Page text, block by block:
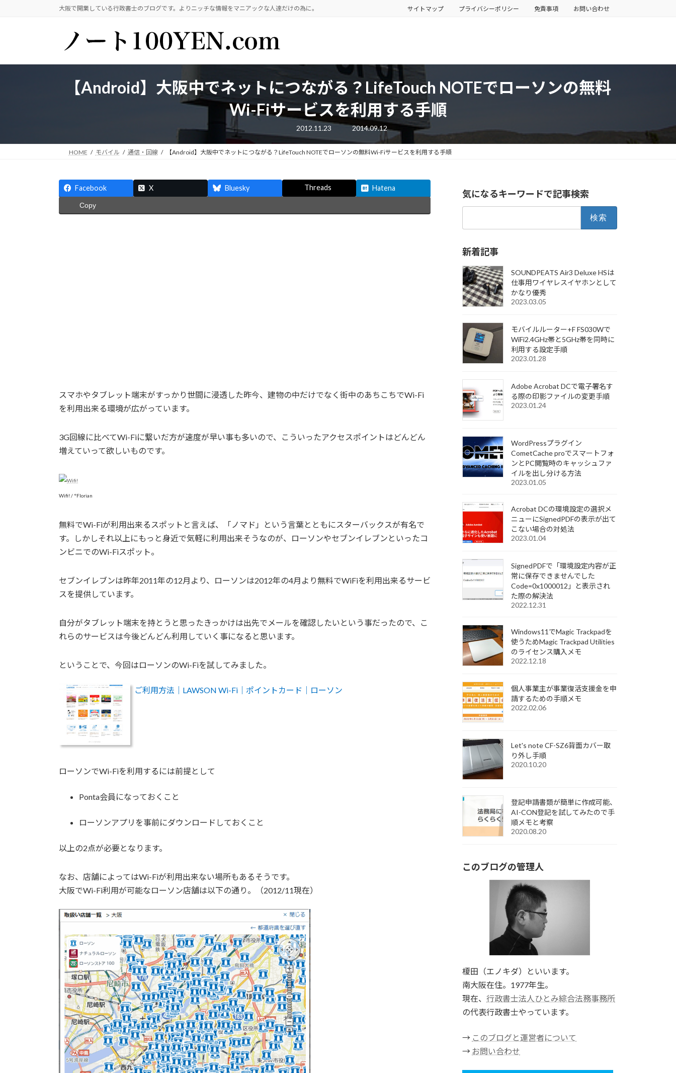
へ
ョ
大阪で開業している行政書士のブログです。よりニッチな情報をマニアックな人達だけの為に。 サイトマップ プライバシーポリシー 免責事項 お問い合わせ
【Android】大阪中でネットにつながる？LifeTouch NOTEでローソンの無料
Wi-Fiサービスを利用する手順
2012.11.23
最
更
新
日
2014.09.12
HOME モバイル 通信・回線 【Android】大阪中でネットにつながる？LifeTouch NOTEでローソンの無料Wi-Fiサービスを利用する手順
Facebook X Bluesky Threads Hatena
Copy
スマホやタブレット端末がすっかり世間に浸透した昨今、建物の中だけでなく街中のあちこちでWi-Fi
を利用出来る環境が広がっています。
3G回線に比べてWi-Fiに繋いだ方が速度が早い事も多いので、こういったアクセスポイントはどんどん
増えていって欲しいものです。
Wifi! / °Florian
無料でWi-Fiが利用出来るスポットと言えば、「ノマド」という言葉とともにスターバックスが有名で
す。しかしそれ以上にもっと身近で気軽に利用出来そうなのが、ローソンやセブンイレブンといったコ
ンビニでのWi-Fiスポット。
セブンイレブンは昨年2011年の12月より、ローソンは2012年の4月より無料でWiFiを利用出来るサービ
スを提供しています。
自分がタブレット端末を持とうと思ったきっかけは出先でメールを確認したいという事だったので、こ
れらのサービスは今後どんどん利用していく事になると思います。
ということで、今回はローソンのWi-Fiを試してみました。
ご利用方法｜LAWSON Wi-Fi｜ポイントカード｜ローソン
ローソンでWi-Fiを利用するには前提として
Ponta会員になっておくこと
ローソンアプリを事前にダウンロードしておくこと
以上の2点が必要となります。
なお、店舗によってはWi-Fiが利用出来ない場所もあるそうです。
大阪でWi-Fi利用が可能なローソン店舗は以下の通り。（2012/11現在）
気になるキーワードで記事検索
新着記事
SOUNDPEATS Air3 Deluxe HSは
仕事用ワイヤレスイヤホンとして
かなり優秀
2023.03.05
モバイルルーター+F FS030Wで
WiFi2.4GHz帯と5GHz帯を同時に
利用する設定手順
2023.01.28
Adobe Acrobat DCで電子署名す
る際の印影ファイルの変更手順
2023.01.24
WordPressプラグイン
CometCache proでスマートフォ
ンとPC閲覧時のキャッシュファ
イルを出し分ける方法
2023.01.05
Acrobat DCの環境設定の選択メ
ニューにSignedPDFの表示が出て
こない場合の対処法
2023.01.04
SignedPDFで「環境設定内容が正
常に保存できませんでした
Code=0x1000012」と表示され
た際の解決法
2022.12.31
Windows11でMagic Trackpadを
使うためMagic Trackpad Utilities
のライセンス購入メモ
2022.12.18
個人事業主が事業復活支援金を申
請するための手順メモ
2022.02.06
Let's note CF-SZ6背面カバー取
り外し手順
2020.10.20
登記申請書類が簡単に作成可能、
AI-CON登記を試してみたので手
順メモと考察
2020.08.20
このブログの管理人
榎田（エノキダ）といいます。
南大阪在住。1977年生。
現在、行政書士法人ひとみ綜合法務事務所
の代表行政書士やっています。
→ このブログと運営者について
→ お問い合わせ